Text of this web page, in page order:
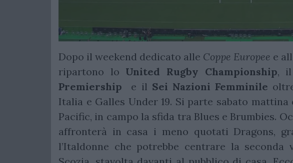
Dopo il weekend dedicato alle Coppe Europee e
ripartono lo United Rugby Championship, il
Premiership e il Sei Nazioni Femminile
Italia e Galles Under 19. Si parte sabato
Pacific, in campo la sfida tra Blues e Brumbies.
affronterà in casa i meno quotati Dragons,
l’Italdonne che potrebbe centrare la